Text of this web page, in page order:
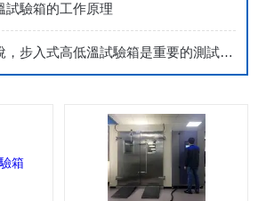
試驗箱的工作原理
對于許多行業來說，步入式高低溫試驗箱是重要的測試工具